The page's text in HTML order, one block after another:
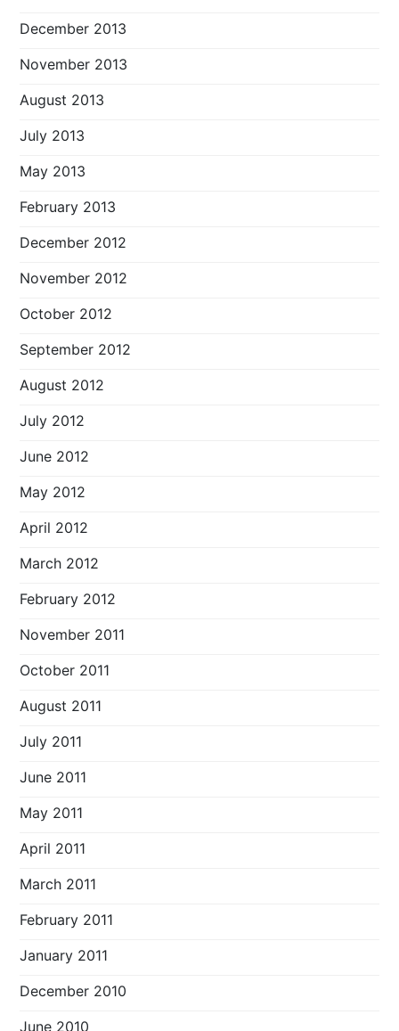
December 2013
November 2013
August 2013
July 2013
May 2013
February 2013
December 2012
November 2012
October 2012
September 2012
August 2012
July 2012
June 2012
May 2012
April 2012
March 2012
February 2012
November 2011
October 2011
August 2011
July 2011
June 2011
May 2011
April 2011
March 2011
February 2011
January 2011
December 2010
June 2010